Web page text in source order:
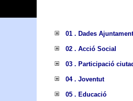
01 . Dades Ajuntament
02 . Acció Social
03 . Participació
04 . Joventut
05 . Educació